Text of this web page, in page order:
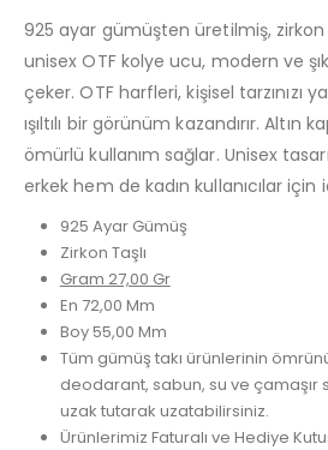
925 ayar gümüşten üretilmiş, zirkon
unisex OTF kolye ucu, modern ve
çeker. OTF harfleri, kişisel tarzınızı
ışıltılı bir görünüm kazandırır. Altın
ömürlü kullanım sağlar. Unisex
erkek hem de kadın kullanıcılar için
925 Ayar Gümüş
Zirkon Taşlı
Gram 27,00 Gr
En 72,00 Mm
Boy 55,00 Mm
Tüm gümüş takı ürünlerinin
deodarant, sabun, su ve
uzak tutarak uzatabilirsiniz.
Ürünlerimiz Faturalı ve Hediye